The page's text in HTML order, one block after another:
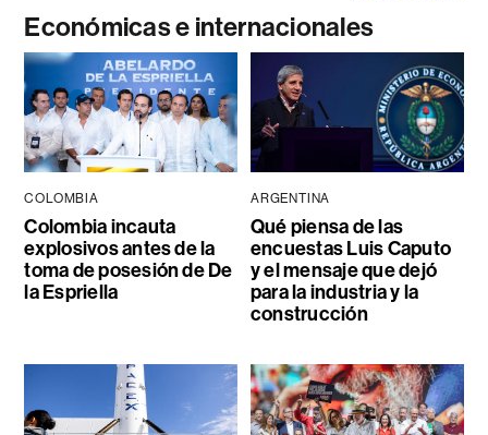
Económicas e internacionales
COLOMBIA
Colombia incauta
explosivos antes de la
toma de posesión de De
la Espriella
ARGENTINA
Qué piensa de las
encuestas Luis Caputo
y el mensaje que dejó
para la industria y la
construcción